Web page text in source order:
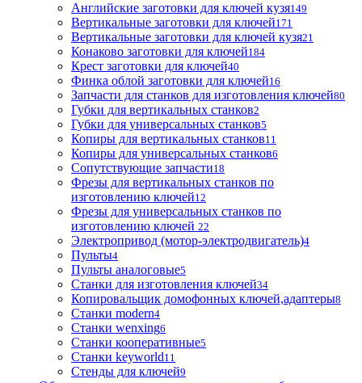
Английские заготовки для ключей кузя149
Вертикальные заготовки для ключей171
Вертикальные заготовки для ключей кузя21
Конаково заготовки для ключей184
Крест заготовки для ключей40
Финка облой заготовки для ключей16
Запчасти для станков для изготовления ключей80
Губки для вертикальных станков2
Губки для универсальных станков5
Копиры для вертикальных станков11
Копиры для универсальных станков6
Сопутствующие запчасти18
Фрезы для вертикальных станков по
изготовлению ключей12
Фрезы для универсальных станков по
изготовлению ключей 22
Электропривод (мотор-электродвигатель)4
Пульты4
Пульты аналоговые5
Станки для изготовления ключей34
Копировальщик домофонных ключей,адаптеры8
Станки modern4
Станки wenxing6
Станки кооперативные5
Станки keyworld11
Стенды для ключей9